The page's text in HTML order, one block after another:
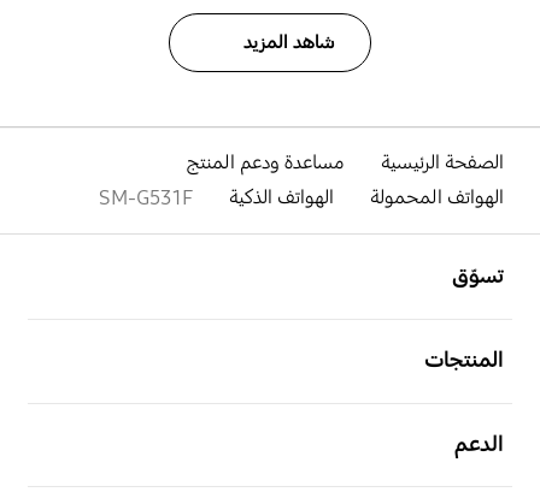
شاهد المزيد
الصفحة الرئيسية
مساعدة ودعم المنتج
الهواتف المحمولة
الهواتف الذكية SM-G531F
تسوّق
المنتجات
الدعم